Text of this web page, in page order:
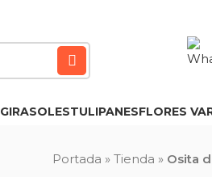
GIRASOLESTULIPANESFLORES
Portada »Tienda » Osita